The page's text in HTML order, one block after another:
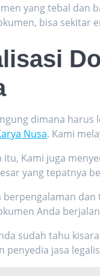
yang tebal dan
, bisa sekitar
dimana
Nusa. Kami
itu, Kami juga
yang tepatnya
berpengalaman
Anda
sudah tahu
penyedia jasa